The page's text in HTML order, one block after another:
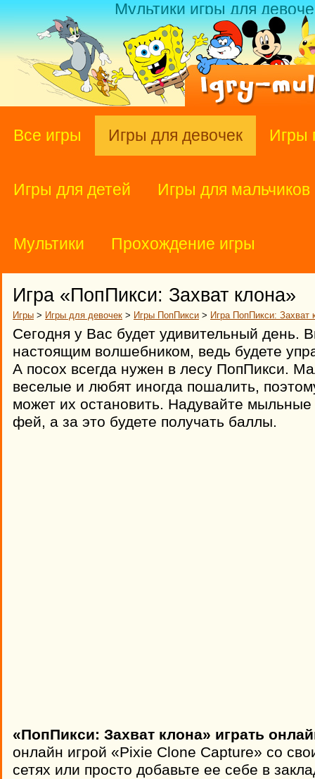
Мультики игры для
Все игры Игры для девочек Игры
Игры для детей Игры для мальчиков
Мультики Прохождение игры
Игра «ПопПикси: Захват клона»
Игры > Игры для девочек > Игры ПопПикси > Игра ПопПикси: Захват
Сегодня у Вас будет удивительный день.
настоящим волшебником, ведь будете
А посох всегда нужен в лесу ПопПикси.
веселые и любят иногда пошалить,
может их остановить. Надувайте
фей, а за это будете получать баллы.
«ПопПикси: Захват клона» играть
онлайн игрой «Pixie Clone Capture» со
сетях или просто добавьте ее себе в